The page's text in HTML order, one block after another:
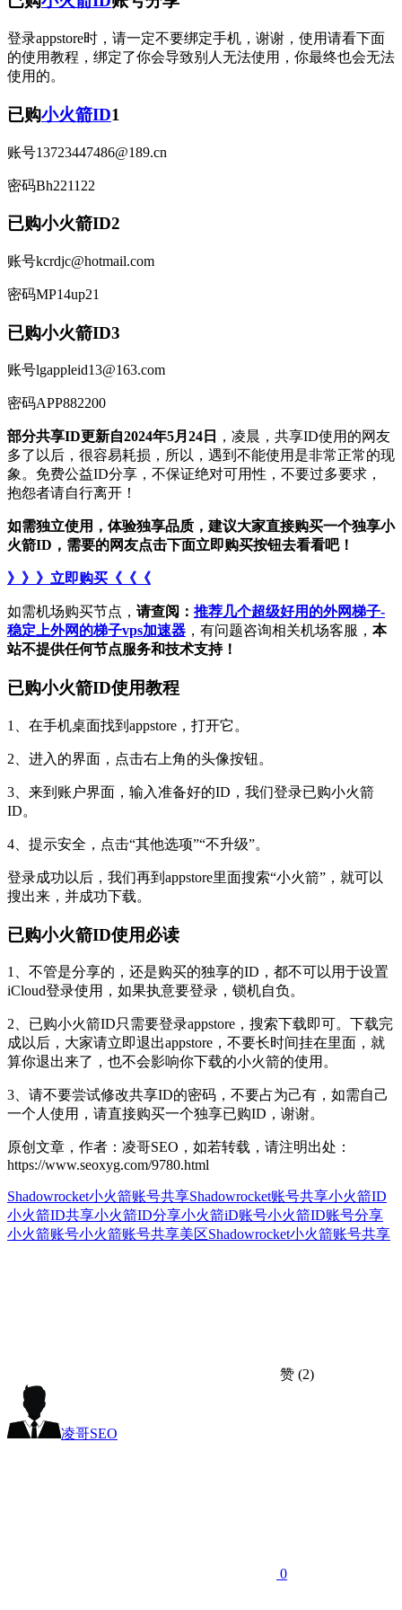
登录appstore时，请一定不要绑定手机，谢谢，使用请看下面
的使用教程，绑定了你会导致别人无法使用，你最终也会无法
使用的。
已购小火箭ID1
账号13723447486@189.cn
密码Bh221122
已购小火箭ID2
账号kcrdjc@hotmail.com
密码MP14up21
已购小火箭ID3
账号lgappleid13@163.com
密码APP882200
部分共享ID更新自2024年5月24日
，凌晨，共享ID使用的网友
多了以后，很容易耗损，所以，遇到不能使用是非常正常的现
象。免费公益ID分享，不保证绝对可用性，不要过多要求，
抱怨者请自行离开！
如需独立使用，体验独享品质，建议大家直接购买一个独享小
火箭ID，需要的网友点击下面立即购买按钮去看看吧！
》》》立即购买《《《
如需机场购买节点， 请查阅： 推荐几个超级好用的外网梯子-
稳定上外网的梯子vps加速器 ，有问题咨询相关机场客服， 本
站不提供任何节点服务和技术支持！
已购小火箭ID使用教程
1、在手机桌面找到appstore，打开它。
2、进入的界面，点击右上角的头像按钮。
3、来到账户界面，输入准备好的ID，我们登录已购小火箭
ID。
4、提示安全，点击“其他选项”“不升级”。
登录成功以后，我们再到appstore里面搜索“小火箭”，就可以
搜出来，并成功下载。
已购小火箭ID使用必读
1、不管是分享的，还是购买的独享的ID，都不可以用于设置
iCloud登录使用，如果执意要登录，锁机自负。
2、已购小火箭ID只需要登录appstore，搜索下载即可。下载完
成以后，大家请立即退出appstore，不要长时间挂在里面，就
算你退出来了，也不会影响你下载的小火箭的使用。
3、请不要尝试修改共享ID的密码，不要占为己有，如需自己
一个人使用，请直接购买一个独享已购ID，谢谢。
原创文章，作者：凌哥SEO，如若转载，请注明出处：
https://www.seoxyg.com/9780.html
Shadowrocket小火箭账号共享Shadowrocket账号共享小火箭ID
小火箭ID共享小火箭ID分享小火箭iD账号小火箭ID账号分享
小火箭账号小火箭账号共享美区Shadowrocket小火箭账号共享
赞 (2)
凌哥SEO
0